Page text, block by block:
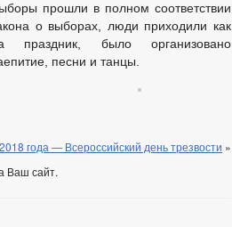
прошли в полном соответствии
о выборах, люди приходили как
праздник, было организовано
песни и танцы.
года — Всероссийский день трезвости »
Ваш сайт.